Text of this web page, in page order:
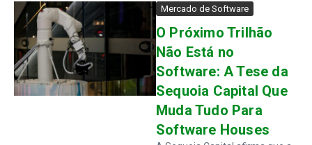
Mercado de Software
O Próximo Trilhão
Não Está no
Software: A Tese da
Sequoia Capital Que
Muda Tudo Para
Software Houses